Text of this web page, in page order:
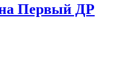
Первый ДР